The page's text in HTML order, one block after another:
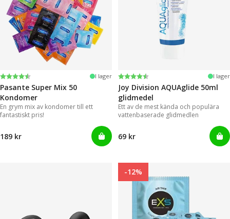
Betyg:
4.4 utav 5 stjärnor I lager
Pasante Super Mix 50
Kondomer
En grym mix av kondomer till ett
fantastiskt pris!
189 kr
Betyg:
4.2 utav 5 stjärnor I lager
Joy Division AQUAglide 50ml
glidmedel
Ett av de mest kända och populära
vattenbaserade glidmedlen
69 kr
-12%